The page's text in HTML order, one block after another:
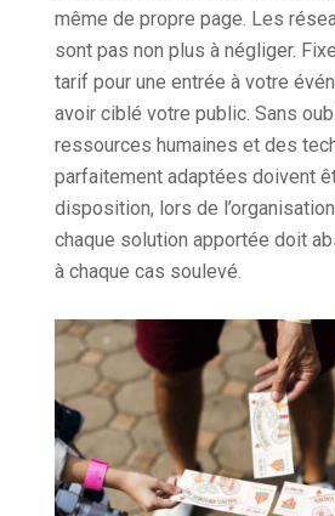
même de propre page. Les
sont pas non plus à négliger.
tarif pour une entrée à votre
avoir ciblé votre public. Sans
ressources humaines et des
parfaitement adaptées doivent
disposition, lors de
chaque solution apportée doit
à chaque cas soulevé.